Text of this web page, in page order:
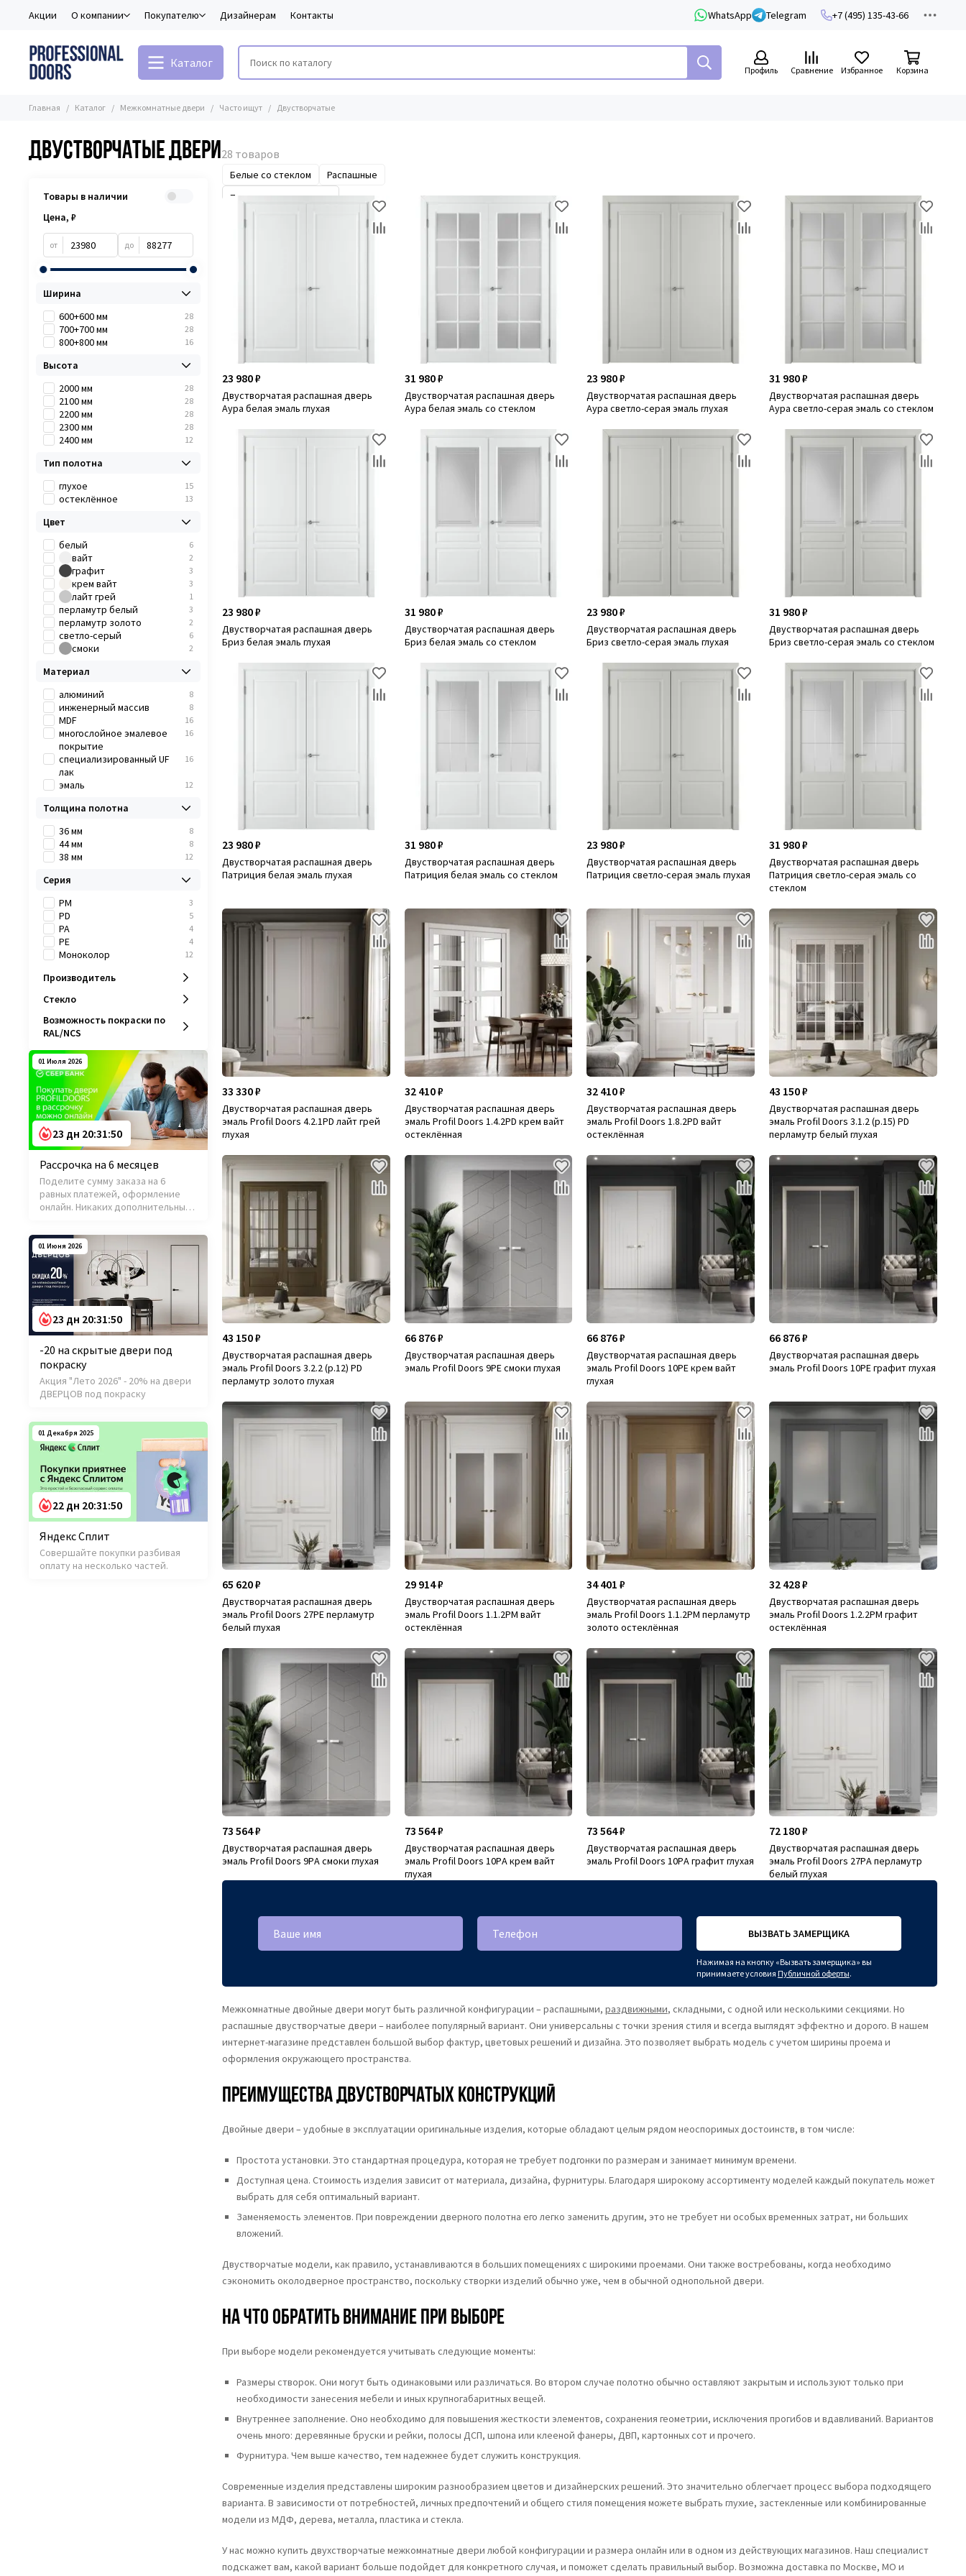
Акции О компании Покупателю Дизайнерам Контакты WhatsApp Telegram +7 (495) 135-43-66
Каталог
Профиль Сравнение Избранное Корзина
Главная Каталог Межкомнатные двери Часто ищут Двустворчатые
Двустворчатые двери
Белые со стеклом Распашные
23 980 ₽
Двустворчатая распашная дверь
Аура белая эмаль глухая
31 980 ₽
Двустворчатая распашная дверь
Аура белая эмаль со стеклом
23 980 ₽
Двустворчатая распашная дверь
Аура светло-серая эмаль глухая
31 980 ₽
Двустворчатая распашная дверь
Аура светло-серая эмаль со стеклом
23 980 ₽
Двустворчатая распашная дверь
Бриз белая эмаль глухая
31 980 ₽
Двустворчатая распашная дверь
Бриз белая эмаль со стеклом
23 980 ₽
Двустворчатая распашная дверь
Бриз светло-серая эмаль глухая
31 980 ₽
Двустворчатая распашная дверь
Бриз светло-серая эмаль со стеклом
23 980 ₽
Двустворчатая распашная дверь
Патриция белая эмаль глухая
31 980 ₽
Двустворчатая распашная дверь
Патриция белая эмаль со стеклом
23 980 ₽
Двустворчатая распашная дверь
Патриция светло-серая эмаль глухая
31 980 ₽
Двустворчатая распашная дверь
Патриция светло-серая эмаль со
стеклом
33 330 ₽
Двустворчатая распашная дверь
эмаль Profil Doors 4.2.1PD лайт грей
глухая
32 410 ₽
Двустворчатая распашная дверь
эмаль Profil Doors 1.4.2PD крем вайт
остеклённая
32 410 ₽
Двустворчатая распашная дверь
эмаль Profil Doors 1.8.2PD вайт
остеклённая
43 150 ₽
Двустворчатая распашная дверь
эмаль Profil Doors 3.1.2 (р.15) PD
перламутр белый глухая
43 150 ₽
Двустворчатая распашная дверь
эмаль Profil Doors 3.2.2 (р.12) PD
перламутр золото глухая
66 876 ₽
Двустворчатая распашная дверь
эмаль Profil Doors 9PE смоки глухая
66 876 ₽
Двустворчатая распашная дверь
эмаль Profil Doors 10PE крем вайт
глухая
66 876 ₽
Двустворчатая распашная дверь
эмаль Profil Doors 10PE графит глухая
65 620 ₽
Двустворчатая распашная дверь
эмаль Profil Doors 27PE перламутр
белый глухая
29 914 ₽
Двустворчатая распашная дверь
эмаль Profil Doors 1.1.2PM вайт
остеклённая
34 401 ₽
Двустворчатая распашная дверь
эмаль Profil Doors 1.1.2PM перламутр
золото остеклённая
32 428 ₽
Двустворчатая распашная дверь
эмаль Profil Doors 1.2.2PM графит
остеклённая
73 564 ₽
Двустворчатая распашная дверь
эмаль Profil Doors 9PА смоки глухая
73 564 ₽
Двустворчатая распашная дверь
эмаль Profil Doors 10PА крем вайт
глухая
73 564 ₽
Двустворчатая распашная дверь
эмаль Profil Doors 10PА графит глухая
72 180 ₽
Двустворчатая распашная дверь
эмаль Profil Doors 27PА перламутр
белый глухая
ВЫЗВАТЬ ЗАМЕРЩИКА
Нажимая на кнопку «Вызвать замерщика» вы
принимаете условия Публичной оферты.
Межкомнатные двойные двери могут быть различной конфигурации – распашными, раздвижными, складными, с одной или несколькими секциями. Но
распашные двустворчатые двери – наиболее популярный вариант. Они универсальны с точки зрения стиля и всегда выглядят эффектно и дорого. В нашем
интернет-магазине представлен большой выбор фактур, цветовых решений и дизайна. Это позволяет выбрать модель с учетом ширины проема и
оформления окружающего пространства.
Преимущества двустворчатых конструкций
Двойные двери – удобные в эксплуатации оригинальные изделия, которые обладают целым рядом неоспоримых достоинств, в том числе:
Простота установки. Это стандартная процедура, которая не требует подгонки по размерам и занимает минимум времени.
Доступная цена. Стоимость изделия зависит от материала, дизайна, фурнитуры. Благодаря широкому ассортименту моделей каждый покупатель может
выбрать для себя оптимальный вариант.
Заменяемость элементов. При повреждении дверного полотна его легко заменить другим, это не требует ни особых временных затрат, ни больших
вложений.
Двустворчатые модели, как правило, устанавливаются в больших помещениях с широкими проемами. Они также востребованы, когда необходимо
сэкономить околодверное пространство, поскольку створки изделий обычно уже, чем в обычной однопольной двери.
На что обратить внимание при выборе
При выборе модели рекомендуется учитывать следующие моменты:
Размеры створок. Они могут быть одинаковыми или различаться. Во втором случае полотно обычно оставляют закрытым и используют только при
необходимости занесения мебели и иных крупногабаритных вещей.
Внутреннее заполнение. Оно необходимо для повышения жесткости элементов, сохранения геометрии, исключения прогибов и вдавливаний. Вариантов
очень много: деревянные бруски и рейки, полосы ДСП, шпона или клееной фанеры, ДВП, картонных сот и прочего.
Фурнитура. Чем выше качество, тем надежнее будет служить конструкция.
Современные изделия представлены широким разнообразием цветов и дизайнерских решений. Это значительно облегчает процесс выбора подходящего
варианта. В зависимости от потребностей, личных предпочтений и общего стиля помещения можете выбрать глухие, застекленные или комбинированные
модели из МДФ, дерева, металла, пластика и стекла.
У нас можно купить двухстворчатые межкомнатные двери любой конфигурации и размера онлайн или в одном из действующих магазинов. Наш специалист
подскажет вам, какой вариант больше подойдет для конкретного случая, и поможет сделать правильный выбор. Возможна доставка по Москве, МО и
Товары в наличии
Цена, ₽
от до
Ширина
600+600 мм
28
700+700 мм 28
800+800 мм 16
Высота
2000 мм
28
2100 мм 28
2200 мм 28
2300 мм 28
2400 мм 12
Тип полотна
глухое
15
остеклённое 13
Цвет
белый
6
вайт 2
графит 3
крем вайт 3
лайт грей 1
перламутр белый 3
перламутр золото 2
светло-серый 6
смоки 2
Материал
алюминий
8
инженерный массив 8
MDF 16
многослойное эмалевое
покрытие
16
специализированный UF
лак
16
эмаль 12
Толщина полотна
36 мм
8
44 мм 8
38 мм 12
Серия
PM
3
PD 5
PA 4
PE 4
Моноколор 12
Производитель
Стекло
Возможность покраски по
RAL/NCS
01 Июля 2026
23 дн 20:31:48
Рассрочка на 6 месяцев
Поделите сумму заказа на 6
равных платежей, оформление
онлайн. Никаких дополнительных
01 Июня 2026
23 дн 20:31:48
-20 на скрытые двери под
покраску
Акция "Лето 2026" - 20% на двери
ДВЕРЦОВ под покраску
01 Декабря 2025
22 дн 20:31:48
Яндекс Сплит
Совершайте покупки разбивая
оплату на несколько частей.